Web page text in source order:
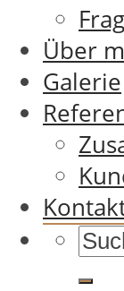
Über
Galerie